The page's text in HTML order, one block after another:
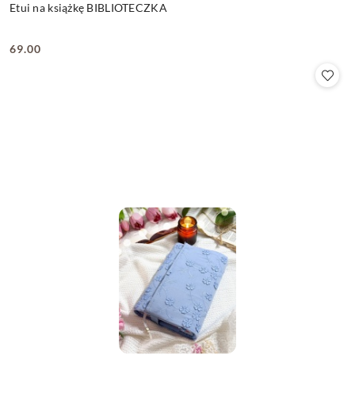
Etui na książkę BIBLIOTECZKA
Cena:
69.00